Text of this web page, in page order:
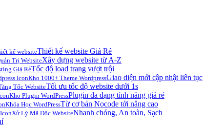
kế websiteThiết kế website Giá Rẻ
Trị WebsiteXây dựng website từ A-Z
Giá RẻTốc độ load trang vượt trội
Kho 1000+ Theme WordpressGiao diện mới cập nhật liên tục
Tốc WebsiteTối ưu tốc độ website dưới 1s
Kho Plugin WordPressPlugin đa dạng tính năng giá rẻ
Khóa Học WordPressTừ cơ bản Nocode tới nâng cao
Xử Lý Mã Độc WebsiteNhanh chóng, An toàn, Sạch